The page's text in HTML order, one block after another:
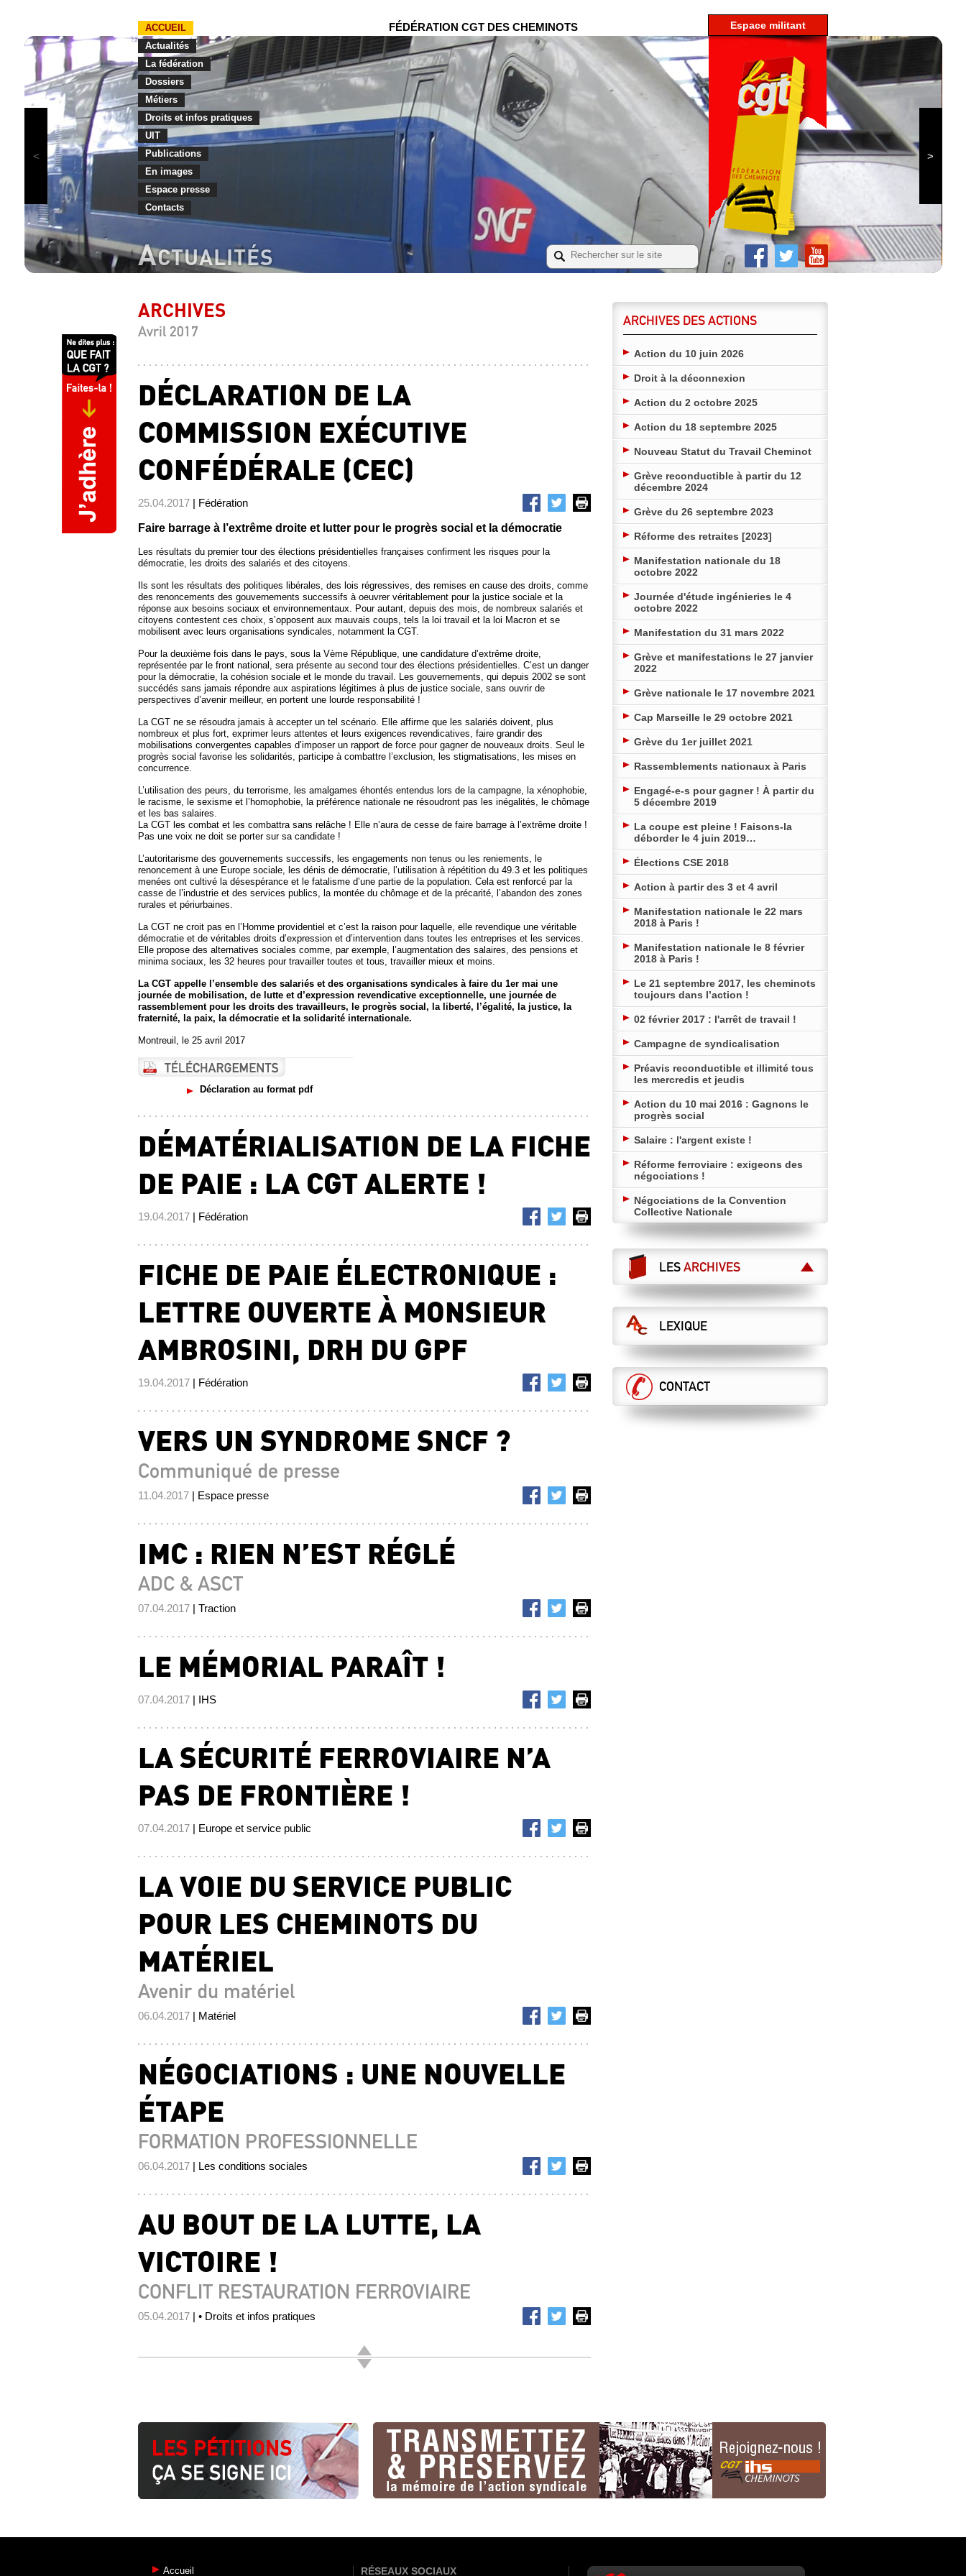
FÉDÉRATION CGT DES CHEMINOTS
ACCUEIL
Actualités
La fédération
Dossiers
Métiers
Droits et infos pratiques
UIT
Publications
En images
Espace presse
Contacts
espace militant
ACTUALITÉS
ARCHIVES
Avril 2017
DÉCLARATION DE LA
COMMISSION EXÉCUTIVE
CONFÉDÉRALE (CEC)
25.04.2017 | Fédération
Faire barrage à l’extrême droite et lutter pour le progrès social et la démocratie
Les résultats du premier tour des élections présidentielles françaises confirment les risques pour la
démocratie, les droits des salariés et des citoyens.
Ils sont les résultats des politiques libérales, des lois régressives, des remises en cause des droits, comme
des renoncements des gouvernements successifs à oeuvrer véritablement pour la justice sociale et la
réponse aux besoins sociaux et environnementaux. Pour autant, depuis des mois, de nombreux salariés et
citoyens contestent ces choix, s’opposent aux mauvais coups, tels la loi travail et la loi Macron et se
mobilisent avec leurs organisations syndicales, notamment la CGT.
Pour la deuxième fois dans le pays, sous la Vème République, une candidature d’extrême droite,
représentée par le front national, sera présente au second tour des élections présidentielles. C’est un danger
pour la démocratie, la cohésion sociale et le monde du travail. Les gouvernements, qui depuis 2002 se sont
succédés sans jamais répondre aux aspirations légitimes à plus de justice sociale, sans ouvrir de
perspectives d’avenir meilleur, en portent une lourde responsabilité !
La CGT ne se résoudra jamais à accepter un tel scénario. Elle affirme que les salariés doivent, plus
nombreux et plus fort, exprimer leurs attentes et leurs exigences revendicatives, faire grandir des
mobilisations convergentes capables d’imposer un rapport de force pour gagner de nouveaux droits. Seul le
progrès social favorise les solidarités, participe à combattre l’exclusion, les stigmatisations, les mises en
concurrence.
L’utilisation des peurs, du terrorisme, les amalgames éhontés entendus lors de la campagne, la xénophobie,
le racisme, le sexisme et l’homophobie, la préférence nationale ne résoudront pas les inégalités, le chômage
et les bas salaires.
La CGT les combat et les combattra sans relâche ! Elle n’aura de cesse de faire barrage à l’extrême droite !
Pas une voix ne doit se porter sur sa candidate !
L’autoritarisme des gouvernements successifs, les engagements non tenus ou les reniements, le
renoncement à une Europe sociale, les dénis de démocratie, l’utilisation à répétition du 49.3 et les politiques
menées ont cultivé la désespérance et le fatalisme d’une partie de la population. Cela est renforcé par la
casse de l’industrie et des services publics, la montée du chômage et de la précarité, l’abandon des zones
rurales et périurbaines.
La CGT ne croit pas en l’Homme providentiel et c’est la raison pour laquelle, elle revendique une véritable
démocratie et de véritables droits d’expression et d’intervention dans toutes les entreprises et les services.
Elle propose des alternatives sociales comme, par exemple, l’augmentation des salaires, des pensions et
minima sociaux, les 32 heures pour travailler toutes et tous, travailler mieux et moins.
La CGT appelle l’ensemble des salariés et des organisations syndicales à faire du 1er mai une
journée de mobilisation, de lutte et d’expression revendicative exceptionnelle, une journée de
rassemblement pour les droits des travailleurs, le progrès social, la liberté, l’égalité, la justice, la
fraternité, la paix, la démocratie et la solidarité internationale.
Montreuil, le 25 avril 2017
Déclaration au format pdf
DÉMATÉRIALISATION DE LA FICHE
DE PAIE : LA CGT ALERTE !
19.04.2017 | Fédération
FICHE DE PAIE ÉLECTRONIQUE :
LETTRE OUVERTE À MONSIEUR
AMBROSINI, DRH DU GPF
19.04.2017 | Fédération
VERS UN SYNDROME SNCF ?
Communiqué de presse
11.04.2017 | Espace presse
IMC : RIEN N’EST RÉGLÉ
ADC & ASCT
07.04.2017 | Traction
LE MÉMORIAL PARAÎT !
07.04.2017 | IHS
LA SÉCURITÉ FERROVIAIRE N’A
PAS DE FRONTIÈRE !
07.04.2017 | Europe et service public
LA VOIE DU SERVICE PUBLIC
POUR LES CHEMINOTS DU
MATÉRIEL
Avenir du matériel
06.04.2017 | Matériel
NÉGOCIATIONS : UNE NOUVELLE
ÉTAPE
FORMATION PROFESSIONNELLE
06.04.2017 | Les conditions sociales
AU BOUT DE LA LUTTE, LA
VICTOIRE !
CONFLIT RESTAURATION FERROVIAIRE
05.04.2017 | • Droits et infos pratiques
ARCHIVES DES ACTIONS
Action du 10 juin 2026
Droit à la déconnexion
Action du 2 octobre 2025
Action du 18 septembre 2025
Nouveau Statut du Travail Cheminot
Grève reconductible à partir du 12
décembre 2024
Grève du 26 septembre 2023
Réforme des retraites [2023]
Manifestation nationale du 18
octobre 2022
Journée d'étude ingénieries le 4
octobre 2022
Manifestation du 31 mars 2022
Grève et manifestations le 27 janvier
2022
Grève nationale le 17 novembre 2021
Cap Marseille le 29 octobre 2021
Grève du 1er juillet 2021
Rassemblements nationaux à Paris
Engagé-e-s pour gagner ! À partir du
5 décembre 2019
La coupe est pleine ! Faisons-la
déborder le 4 juin 2019…
Élections CSE 2018
Action à partir des 3 et 4 avril
Manifestation nationale le 22 mars
2018 à Paris !
Manifestation nationale le 8 février
2018 à Paris !
Le 21 septembre 2017, les cheminots
toujours dans l’action !
02 février 2017 : l'arrêt de travail !
Campagne de syndicalisation
Préavis reconductible et illimité tous
les mercredis et jeudis
Action du 10 mai 2016 : Gagnons le
progrès social
Salaire : l'argent existe !
Réforme ferroviaire : exigeons des
négociations !
Négociations de la Convention
Collective Nationale
LESARCHIVES
LEXIQUE
CONTACT
Accueil RÉSEAUX SOCIAUX